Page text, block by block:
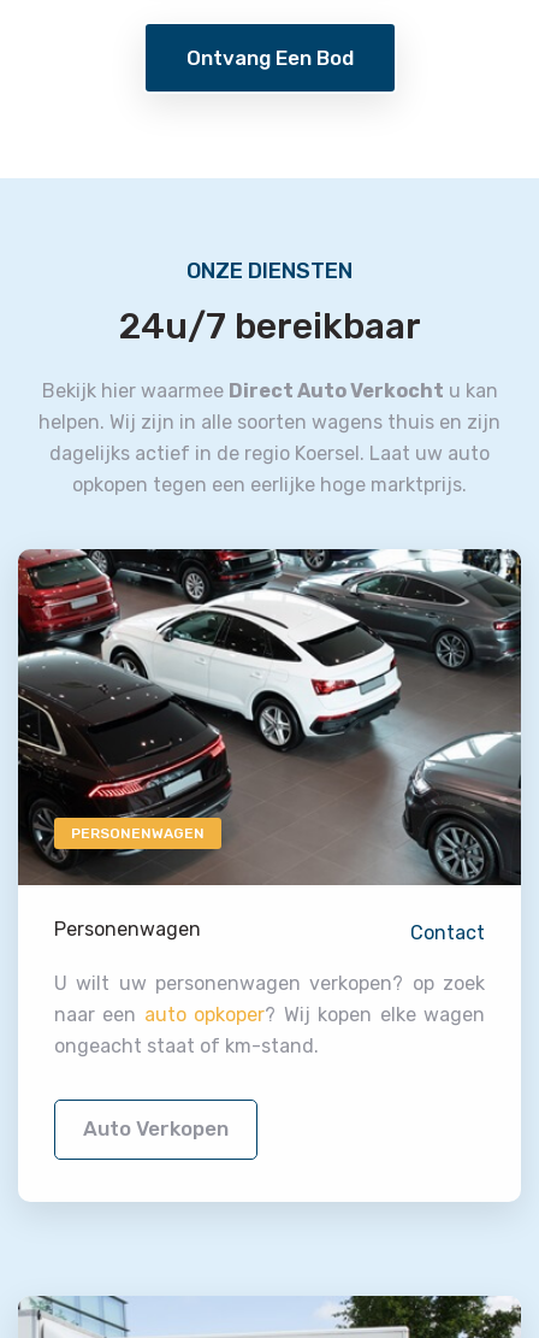
Ontvang Een Bod
ONZE DIENSTEN
24u/7 bereikbaar
Bekijk hier waarmee Direct Auto Verkocht u kan
helpen. Wij zijn in alle soorten wagens thuis en zijn
dagelijks actief in de regio Koersel. Laat uw auto
opkopen tegen een eerlijke hoge marktprijs.
PERSONENWAGEN
Personenwagen Contact
U wilt uw personenwagen verkopen? op zoek
naar een auto opkoper? Wij kopen elke wagen
ongeacht staat of km-stand.
Auto Verkopen